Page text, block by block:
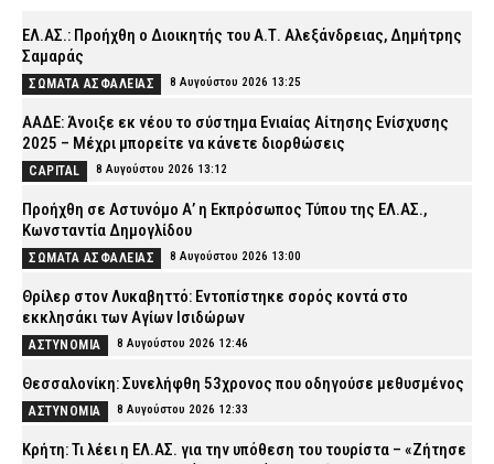
ΕΛ.ΑΣ.: Προήχθη ο Διοικητής του Α.Τ. Αλεξάνδρειας, Δημήτρης
Σαμαράς
ΣΩΜΑΤΑ ΑΣΦΑΛΕΙΑΣ 8 Αυγούστου 2026 13:25
ΑΑΔΕ: Άνοιξε εκ νέου το σύστημα Ενιαίας Αίτησης Ενίσχυσης
2025 – Μέχρι μπορείτε να κάνετε διορθώσεις
CAPITAL 8 Αυγούστου 2026 13:12
Προήχθη σε Αστυνόμο Α’ η Εκπρόσωπος Τύπου της ΕΛ.ΑΣ.,
Κωνσταντία Δημογλίδου
ΣΩΜΑΤΑ ΑΣΦΑΛΕΙΑΣ 8 Αυγούστου 2026 13:00
Θρίλερ στον Λυκαβηττό: Εντοπίστηκε σορός κοντά στο
εκκλησάκι των Αγίων Ισιδώρων
ΑΣΤΥΝΟΜΙΑ 8 Αυγούστου 2026 12:46
Θεσσαλονίκη: Συνελήφθη 53χρονος που οδηγούσε μεθυσμένος
ΑΣΤΥΝΟΜΙΑ 8 Αυγούστου 2026 12:33
Κρήτη: Τι λέει η ΕΛ.ΑΣ. για την υπόθεση του τουρίστα – «Ζήτησε